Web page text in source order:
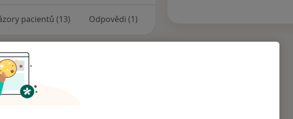
pacientů (13) Odpovědi (1)
v roce 2008. Ve stejném roce
oddělení Nemocnice Mělník,
úvazek. Od roku 2010 začala
Ivany Grohové na Praze 8, kde